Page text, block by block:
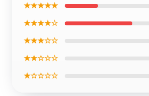
★★★★★
★★★★☆
★★★☆☆
★★☆☆☆
★☆☆☆☆